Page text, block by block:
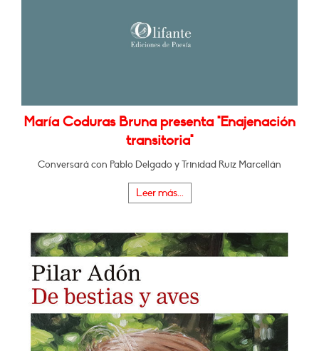
María Coduras Bruna presenta "Enajenación
transitoria"
Conversará con Pablo Delgado y Trinidad Ruiz Marcellán
Leer más...